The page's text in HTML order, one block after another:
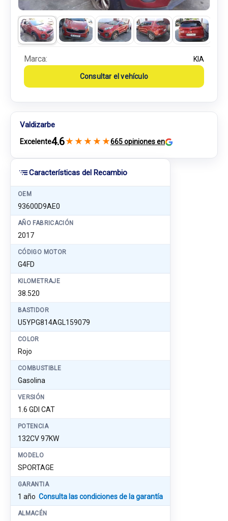
Características del Recambio
OEM
93600D9AE0
AÑO FABRICACIÓN
2017
CÓDIGO MOTOR
G4FD
KILOMETRAJE
38.520
BASTIDOR
U5YPG814AGL159079
COLOR
Rojo
COMBUSTIBLE
Gasolina
VERSIÓN
1.6 GDI CAT
POTENCIA
132CV 97KW
MODELO
SPORTAGE
GARANTIA
1 año Consulta las condiciones de la garantía
ALMACÉN
Marca: KIA
Consultar el vehículo
Valdizarbe
Excelente4.6★ ★ ★ ★ ★665 opiniones en